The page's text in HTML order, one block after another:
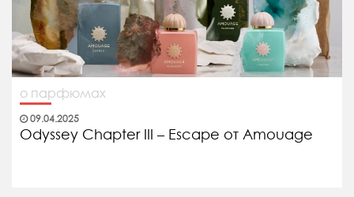
о парфюмах
09.04.2025
Odyssey Chapter III – Escape от Amouage